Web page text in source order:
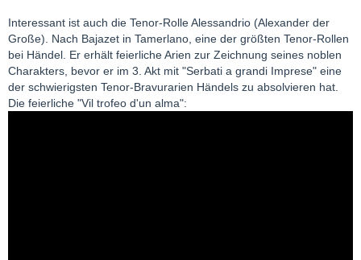
Interessant ist auch die Tenor-Rolle Alessandrio (Alexander der
Große). Nach Bajazet in Tamerlano, eine der größten Tenor-Rollen
bei Händel. Er erhält feierliche Arien zur Zeichnung seines noblen
Charakters, bevor er im 3. Akt mit "Serbati a grandi Imprese" eine
der schwierigsten Tenor-Bravurarien Händels zu absolvieren hat.
Die feierliche "Vil trofeo d'un alma":